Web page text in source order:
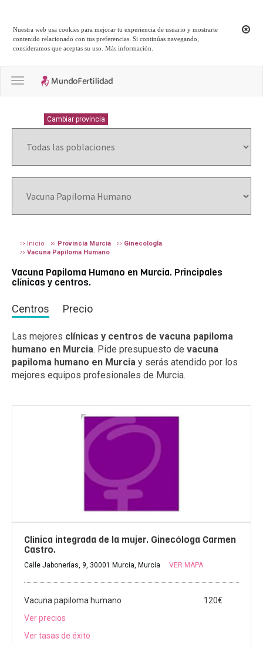
Nuestra web usa cookies para mejorar tu experiencia de usuario y mostrarte
contenido relacionado con tus preferencias. Si continúas navegando,
consideramos que aceptas su uso.Más información
Toggle navigation
Cambiar provincia
Inicio Provincia Murcia
GinecologÍa
Vacuna Papiloma Humano
Vacuna Papiloma Humano en Murcia. Principales
clínicas y centros.
Centros Precio
Las mejores clínicas y centros de vacuna papiloma
humano en Murcia. Pide presupuesto de vacuna
papiloma humano en Murcia y serás atendido por los
mejores equipos profesionales de Murcia.
Clínica integrada de la mujer. Ginecóloga Carmen
Castro.
Calle Jabonerías, 9, 30001 Murcia, Murcia VER MAPA
Vacuna papiloma humano
120€
Ver precios
Ver tasas de éxito